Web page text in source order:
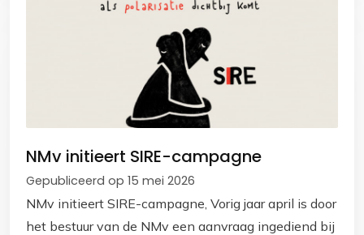
NMv initieert SIRE-campagne
Gepubliceerd op 15 mei 2026
NMv initieert SIRE-campagne, Vorig jaar april is door
het bestuur van de NMv een aanvraag ingediend bij